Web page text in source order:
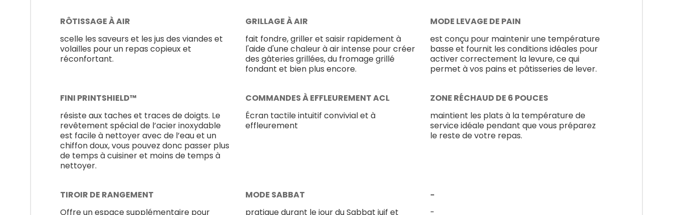
RÔTISSAGE À AIR
scelle les saveurs et les jus des viandes et
volailles pour un repas copieux et
réconfortant.
GRILLAGE À AIR
fait fondre, griller et saisir rapidement à
l'aide d'une chaleur à air intense pour créer
des gâteries grillées, du fromage grillé
fondant et bien plus encore.
MODE LEVAGE DE PAIN
est conçu pour maintenir une température
basse et fournit les conditions idéales pour
activer correctement la levure, ce qui
permet à vos pains et pâtisseries de lever.
FINI PRINTSHIELD™
résiste aux taches et traces de doigts. Le
revêtement spécial de l’acier inoxydable
est facile à nettoyer avec de l’eau et un
chiffon doux, vous pouvez donc passer plus
de temps à cuisiner et moins de temps à
nettoyer.
COMMANDES À EFFLEUREMENT ACL
Écran tactile intuitif convivial et à
effleurement
ZONE RÉCHAUD DE 6 POUCES
maintient les plats à la température de
service idéale pendant que vous préparez
le reste de votre repas.
TIROIR DE RANGEMENT
Offre un espace supplémentaire pour
MODE SABBAT
pratique durant le jour du Sabbat juif et
-
-